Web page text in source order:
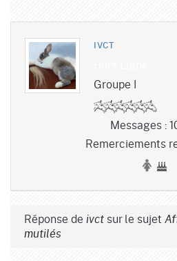
IVCT
Groupe I
Messages :
Remerciements
Réponse de ivct sur le sujet
mutilés